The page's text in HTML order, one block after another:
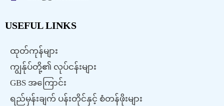
USEFUL LINKS
ထုတ်ကုန်များ
ကျွန်ုပ်တို့၏ လုပ်ငန်းများ
GBS အကြောင်း
ရည်မှန်းချက် ပန်းတိုင်နှင့် စံတန်ဖိုးများ